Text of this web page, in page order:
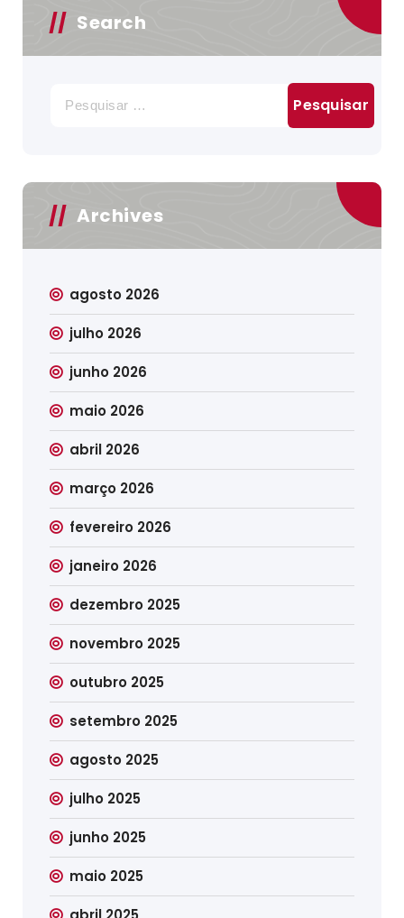
Search
por:
Archives
agosto 2026
julho 2026
junho 2026
maio 2026
abril 2026
março 2026
fevereiro 2026
janeiro 2026
dezembro 2025
novembro 2025
outubro 2025
setembro 2025
agosto 2025
julho 2025
junho 2025
maio 2025